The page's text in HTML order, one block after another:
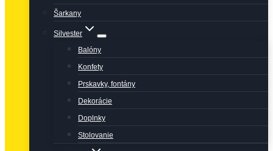
Šarkany
Silvester
Balóny
Konfety
Prskavky, fontány
Dekorácie
Doplnky
Stolovanie